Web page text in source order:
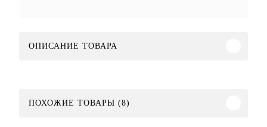
ОПИСАНИЕ ТОВАРА
ПОХОЖИЕ ТОВАРЫ (8)